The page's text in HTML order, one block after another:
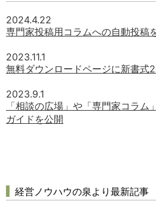
税務経理
2024.4.22
専門家投稿用コラムへの自動投稿
2023.11.1
無料ダウンロードページに新書式
2023.9.1
「相談の広場」や「専門家コラム
ガイドを公開
経営ノウハウの泉より最新記事